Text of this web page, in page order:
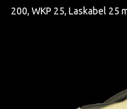
200, WKP 25, Laskabel 25